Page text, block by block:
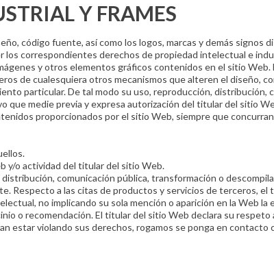
Y FRAMES
código fuente, así como los logos, marcas y demás signos
correspondientes derechos de propiedad intelectual e
y otros elementos gráficos contenidos en el sitio
de cualesquiera otros mecanismos que alteren el diseño,
particular. De tal modo su uso, reproducción, distribución,
que medie previa y expresa autorización del titular del sitio
proporcionados por el sitio Web, siempre que
y/o actividad del titular del sitio Web.
comunicación pública, transformación o
Respecto a las citas de productos y servicios de terceros,
no implicando su sola mención o aparición en la Web la
o recomendación. El titular del sitio Web declara su
estar violando sus derechos, rogamos se ponga en contacto